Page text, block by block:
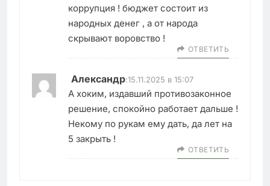
коррупция ! бюджет состоит из
народных денег , а от народа
скрывают воровство !
ОТВЕТИТЬ
Александр:15.11.2025 в 15:07
А хоким, издавший противозаконное
решение, спокойно работает дальше !
Некому по рукам ему дать, да лет на
5 закрыть !
ОТВЕТИТЬ